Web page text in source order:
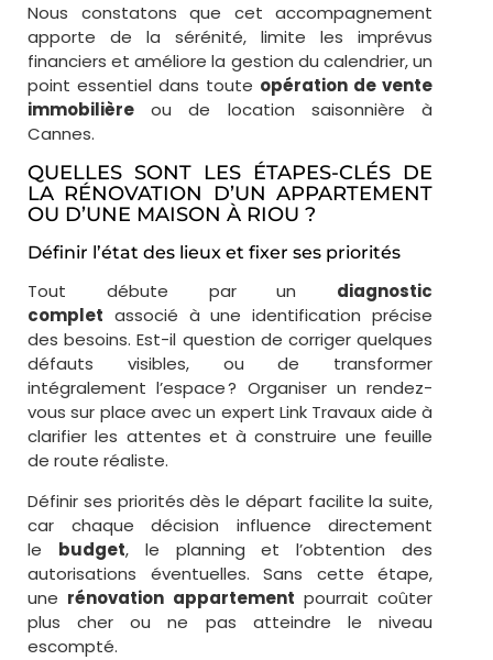
Nous constatons que cet accompagnement
apporte de la sérénité, limite les imprévus
financiers et améliore la gestion du calendrier, un
point essentiel dans toute opération de vente
immobilière ou de location saisonnière à
Cannes.
QUELLES SONT LES ÉTAPES-CLÉS DE
LA RÉNOVATION D’UN APPARTEMENT
OU D’UNE MAISON À RIOU ?
Définir l’état des lieux et fixer ses priorités
Tout débute par un diagnostic
complet associé à une identification précise
des besoins. Est-il question de corriger quelques
défauts visibles, ou de transformer
intégralement l’espace ? Organiser un rendez-
vous sur place avec un expert Link Travaux aide à
clarifier les attentes et à construire une feuille
de route réaliste.
Définir ses priorités dès le départ facilite la suite,
car chaque décision influence directement
le budget, le planning et l’obtention des
autorisations éventuelles. Sans cette étape,
une rénovation appartement pourrait coûter
plus cher ou ne pas atteindre le niveau
escompté.